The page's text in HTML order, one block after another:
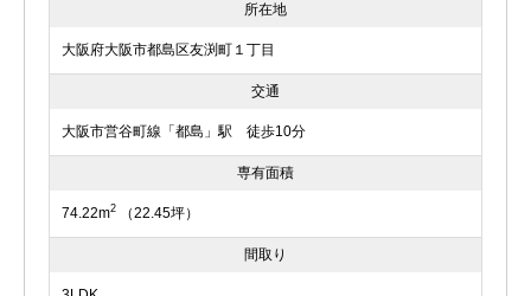
所在地
大阪府大阪市都島区友渕町１丁目
交通
大阪市営谷町線「都島」駅 徒歩10分
専有面積
74.22m2 （22.45坪）
間取り